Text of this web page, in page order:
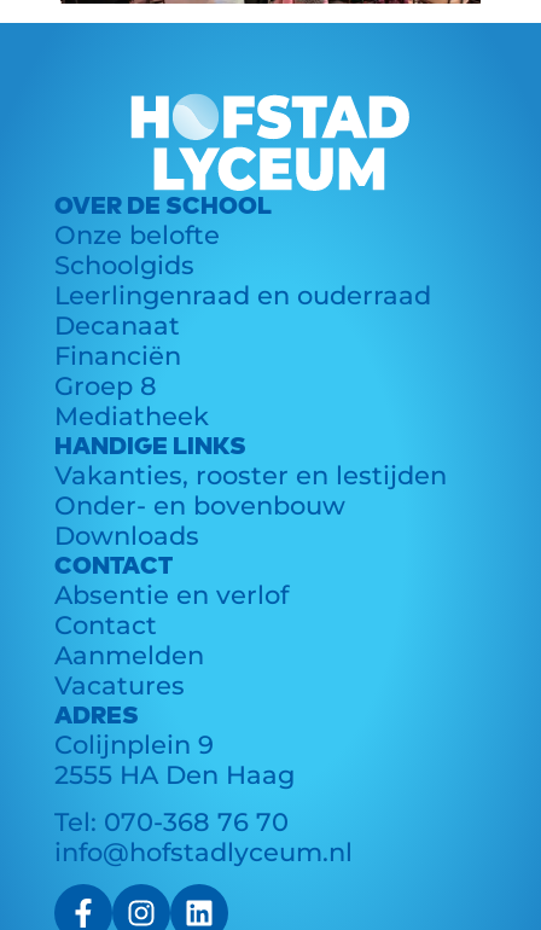
OVER DE SCHOOL
Onze belofte
Schoolgids
Leerlingenraad en ouderraad
Decanaat
Financiën
Groep 8
Mediatheek
HANDIGE LINKS
Vakanties, rooster en lestijden
Onder- en bovenbouw
Downloads
CONTACT
Absentie en verlof
Contact
Aanmelden
Vacatures
ADRES
Colijnplein 9
2555 HA Den Haag
Tel: 070-368 76 70
info@hofstadlyceum.nl